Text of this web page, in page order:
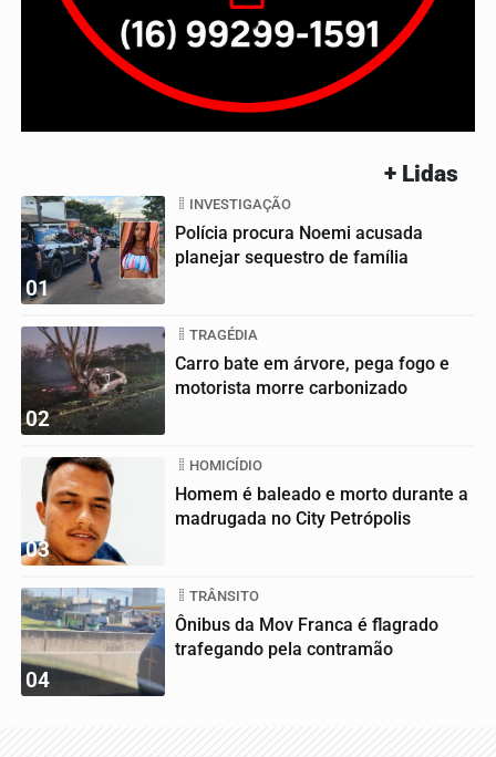
+ Lidas
01
INVESTIGAÇÃO
Polícia procura Noemi acusada
planejar sequestro de família
02
TRAGÉDIA
Carro bate em árvore, pega fogo e
motorista morre carbonizado
03
HOMICÍDIO
Homem é baleado e morto durante a
madrugada no City Petrópolis
04
TRÂNSITO
Ônibus da Mov Franca é flagrado
trafegando pela contramão